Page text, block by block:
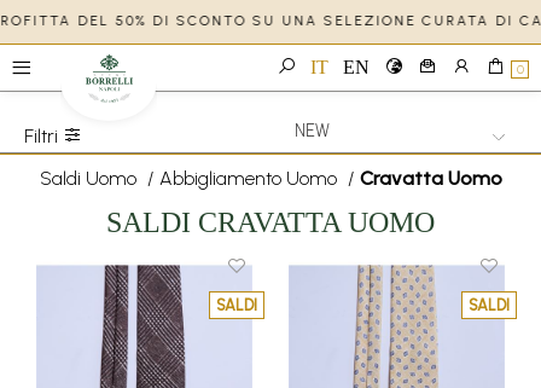
DEL 50% DI SCONTO SU UNA SELEZIONE CURATA DI
IT EN 0
Filtri
Saldi Uomo / Abbigliamento Uomo / Cravatta Uomo
SALDI CRAVATTA UOMO
SALDI SALDI